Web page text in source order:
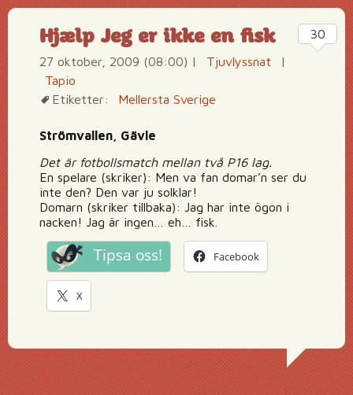
Hjælp Jeg er ikke en fisk
27 oktober, 2009 (08:00) | Tjuvlyssnat
|
Tapio
Etiketter:
Mellersta Sverige
Strömvallen, Gävle
Det är fotbollsmatch mellan två P16 lag.
En spelare (skriker): Men va fan domar’n ser du
inte den? Den var ju solklar!
Domarn (skriker tillbaka): Jag har inte ögon i
nacken! Jag är ingen… eh… fisk.
Tipsa oss! Facebook
X
30